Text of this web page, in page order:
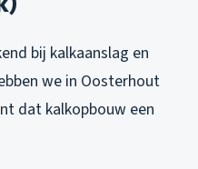
bij kalkaanslag en
we in Oosterhout
dat kalkopbouw een